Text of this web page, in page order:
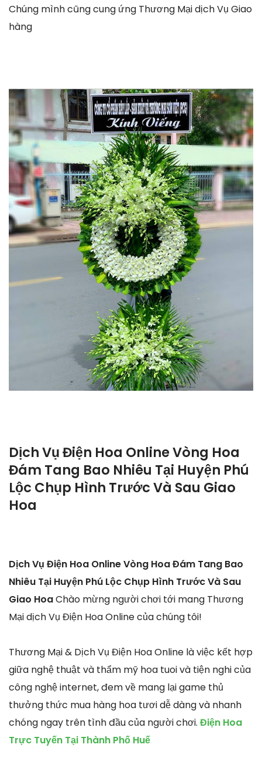
Chúng mình cũng cung ứng Thương Mại dịch Vụ Giao
hàng
Dịch Vụ Điện Hoa Online Vòng Hoa
Đám Tang Bao Nhiêu Tại Huyện Phú
Lộc Chụp Hình Trước Và Sau Giao
Hoa
Dịch Vụ Điện Hoa Online Vòng Hoa Đám Tang Bao
Nhiêu Tại Huyện Phú Lộc Chụp Hình Trước Và Sau
Giao HoaChào mừng người chơi tới mang Thương
Mại dịch Vụ Điện Hoa Online của chúng tôi!
Thương Mại & Dịch Vụ Điện Hoa Online là việc kết hợp
giữa nghệ thuật và thẩm mỹ hoa tuoi và tiện nghi của
công nghệ internet, đem về mang lại game thủ
thưởng thức mua hàng hoa tươi dễ dàng và nhanh
chóng ngay trên tình đầu của người chơi. Điện Hoa
Trực Tuyến Tại Thành Phố Huế